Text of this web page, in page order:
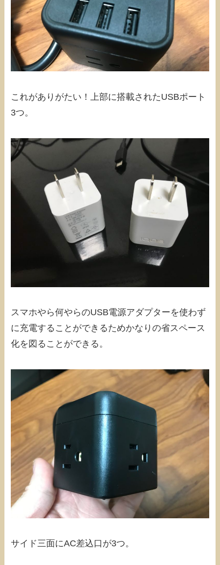
これがありがたい！上部に搭載されたUSBポート
3つ。
スマホやら何やらのUSB電源アダプターを使わず
に充電することができるためかなりの省スペース
化を図ることができる。
サイド三面にAC差込口が3つ。